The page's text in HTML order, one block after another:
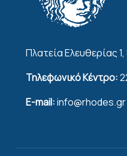
Πλατεία Ελευθερίας
Τηλεφωνικό Κέντρο:
E-mail:info@rhodes.gr